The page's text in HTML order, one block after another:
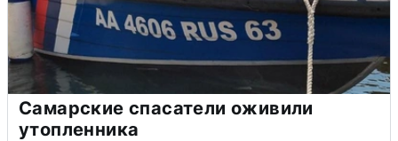
Самарские спасатели оживили
утопленника